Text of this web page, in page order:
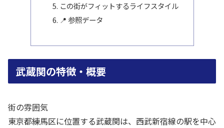
この街がフィットするライフスタイル
📍 参照データ
武蔵関の特徴・概要
街の雰囲気
東京都練馬区に位置する武蔵関は、西武新宿線の駅を中心